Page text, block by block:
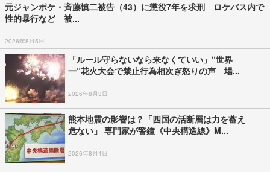
元ジャンポケ・斉藤慎二被告（43）に懲役7年を求刑 ロケバス内で
性的暴行など 被...
2026年8月5日
「ルール守らないなら来なくていい」“世界
一”花火大会で禁止行為相次ぎ怒りの声 場...
2026年8月3日
熊本地震の影響は？「四国の活断層は力を蓄え
危ない」 専門家が警鐘《中央構造線》M...
2026年8月4日